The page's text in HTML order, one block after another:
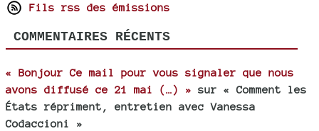
Fils rss des émissions
COMMENTAIRES RÉCENTS
« Bonjour Ce mail pour vous signaler que nous
avons diffusé ce 21 mai (…) » sur « Comment les
États répriment, entretien avec Vanessa
Codaccioni »